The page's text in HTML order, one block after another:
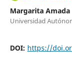
Margarita Amada
Universidad
DOI: https://